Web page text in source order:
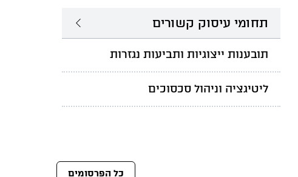
תחומי עיסוק קשורים
תובענות ייצוגיות ותביעות נגזרות
ליטיגציה וניהול סכסוכים
כל הפרסומים